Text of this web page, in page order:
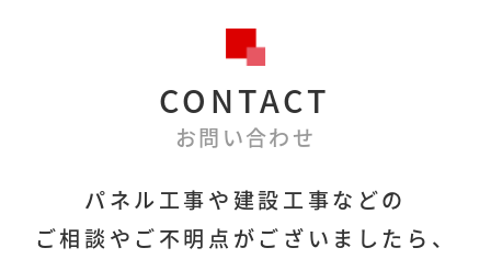
受付時間平日8:30～17:00
フォームはこちら
CONTACT
お問い合わせ
パネル工事や建設工事などの
ご相談やご不明点がございましたら、